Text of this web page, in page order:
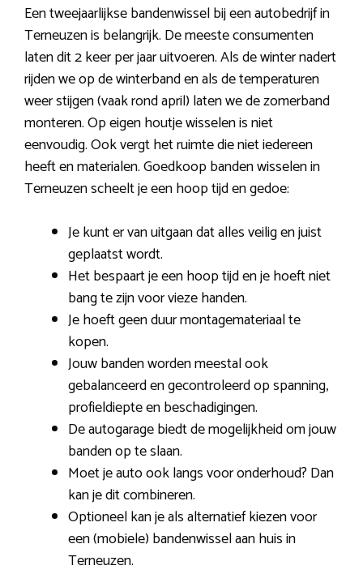
Een tweejaarlijkse bandenwissel bij een autobedrijf in
Terneuzen is belangrijk. De meeste consumenten
laten dit 2 keer per jaar uitvoeren. Als de winter nadert
rijden we op de winterband en als de temperaturen
weer stijgen (vaak rond april) laten we de zomerband
monteren. Op eigen houtje wisselen is niet
eenvoudig. Ook vergt het ruimte die niet iedereen
heeft en materialen. Goedkoop banden wisselen in
Terneuzen scheelt je een hoop tijd en gedoe:
Je kunt er van uitgaan dat alles veilig en juist
geplaatst wordt.
Het bespaart je een hoop tijd en je hoeft niet
bang te zijn voor vieze handen.
Je hoeft geen duur montagemateriaal te
kopen.
Jouw banden worden meestal ook
gebalanceerd en gecontroleerd op spanning,
profieldiepte en beschadigingen.
De autogarage biedt de mogelijkheid om jouw
banden op te slaan.
Moet je auto ook langs voor onderhoud? Dan
kan je dit combineren.
Optioneel kan je als alternatief kiezen voor
een (mobiele) bandenwissel aan huis in
Terneuzen.